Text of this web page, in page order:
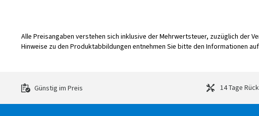
Alle Preisangaben verstehen sich inklusive der Mehrwertsteuer, zuzüglich der
Hinweise zu den Produktabbildungen entnehmen Sie bitte den Informationen
Günstig im Preis 14 Tage